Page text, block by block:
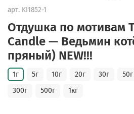
арт. KI1852-1
Отдушка по мотивам
Candle — Ведьмин
пряный) NEW!!!
1г 5г 10г 20г 30г 50г
300г
500г 1кг